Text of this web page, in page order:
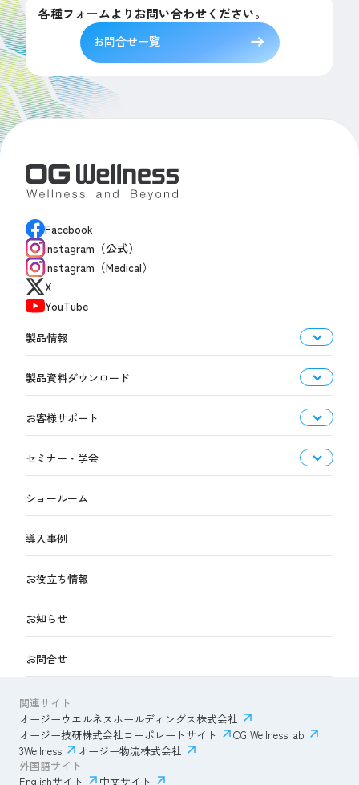
各種フォームよりお問い合わせください。
お問合せ一覧
Facebook
Instagram（公式）
Instagram（Medical）
X
YouTube
製品情報
製品資料ダウンロード
お客様サポート
セミナー・学会
ショールーム
導入事例
お役立ち情報
お知らせ
お問合せ
関連サイト
オージーウエルネスホールディングス株式会社
オージー技研株式会社コーポレートサイト
OG Wellness lab
3Wellness
オージー物流株式会社
外国語サイト
Englishサイト
中文サイト